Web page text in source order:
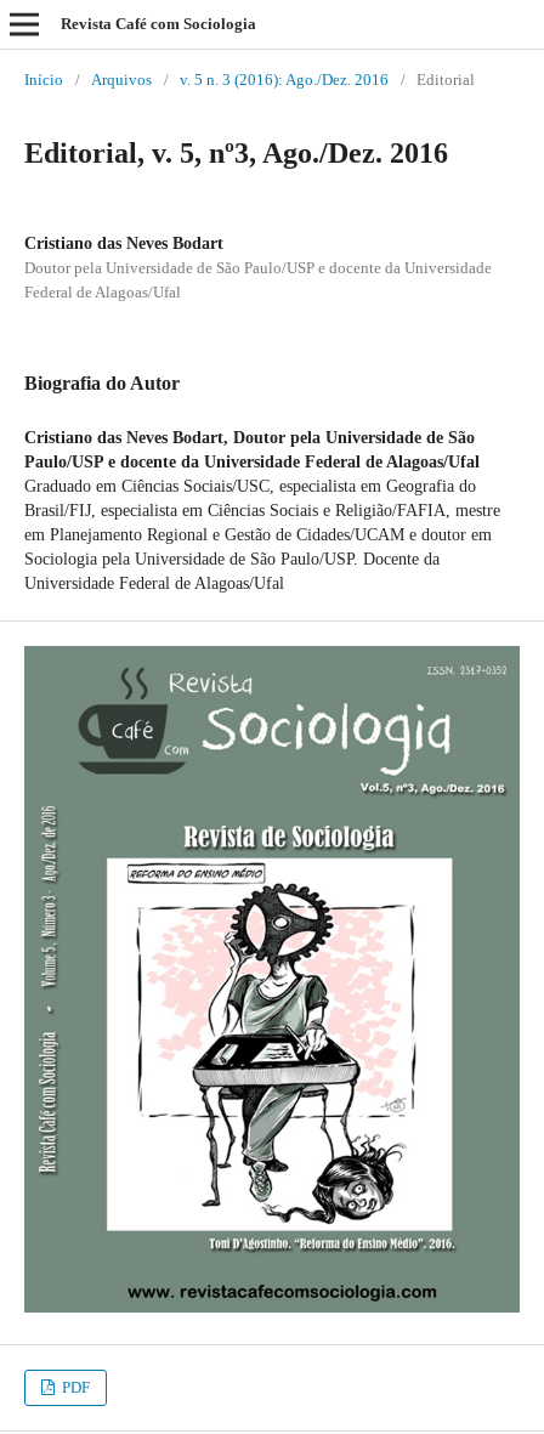
Revista Café com Sociologia
Início / Arquivos / v. 5 n. 3 (2016): Ago./Dez. 2016 / Editorial
Editorial, v. 5, nº3, Ago./Dez. 2016
Cristiano das Neves Bodart
Doutor pela Universidade de São Paulo/USP e docente da Universidade
Federal de Alagoas/Ufal
Biografia do Autor
Cristiano das Neves Bodart, Doutor pela Universidade de São
Paulo/USP e docente da Universidade Federal de Alagoas/Ufal
Graduado em Ciências Sociais/USC, especialista em Geografia do
Brasil/FIJ, especialista em Ciências Sociais e Religião/FAFIA, mestre
em Planejamento Regional e Gestão de Cidades/UCAM e doutor em
Sociologia pela Universidade de São Paulo/USP. Docente da
Universidade Federal de Alagoas/Ufal
PDF